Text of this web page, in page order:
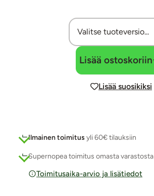
Lisää ostoskoriin
Lisää suosikiksi
Ilmainen toimitus yli 60€ tilauksiin
Supernopea toimitus omasta varastosta
Toimitusaika-arvio ja lisätiedot